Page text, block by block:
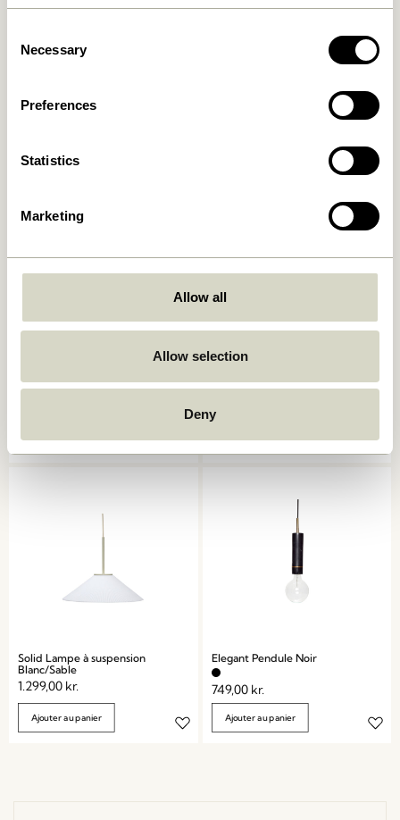
Selection
Necessary
Preferences
Statistics
Marketing
Allow all
Allow selection
Deny
Remi Pendule Bleu/Beige
Ajouter au panier
Quip Pendule Gris clair
999,00kr.
559,00
Solid Lampe à suspension
Blanc/Sable
1.299,00 kr.
Ajouter au panier
Elegant Pendule Noir
749,00 kr.
Ajouter au panier